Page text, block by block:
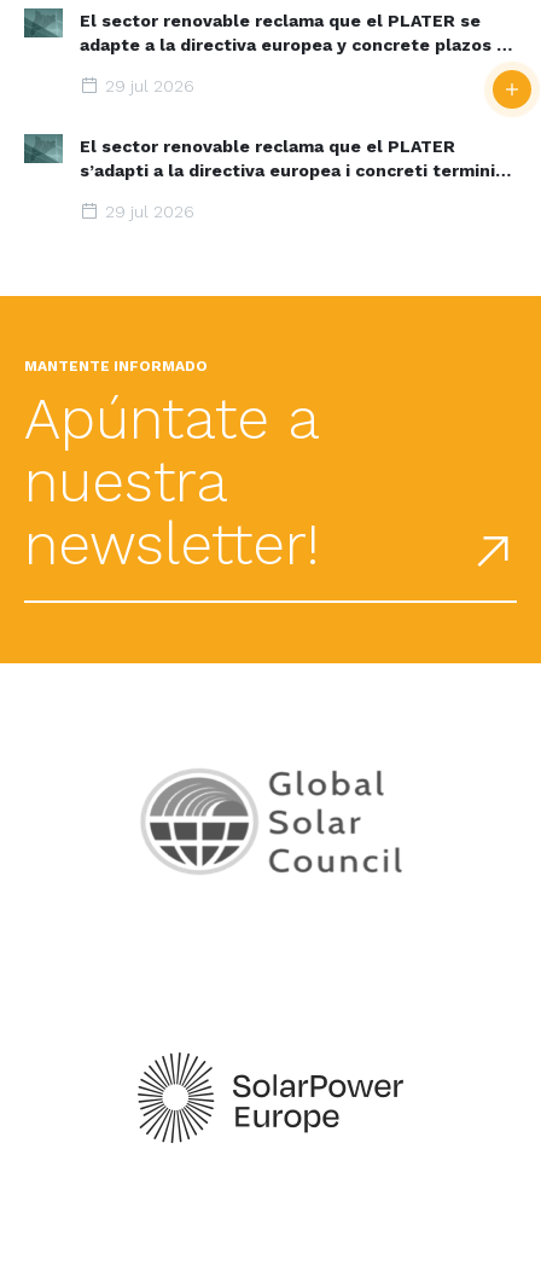
El sector renovable reclama que el PLATER se
adapte a la directiva europea y concrete plazos y
29 jul 2026
El sector renovable reclama que el PLATER
s’adapti a la directiva europea i concreti terminis i
29 jul 2026
MANTENTE INFORMADO
Apúntate a
nuestra
newsletter!